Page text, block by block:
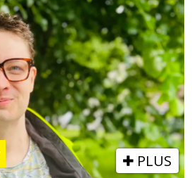
PLUS